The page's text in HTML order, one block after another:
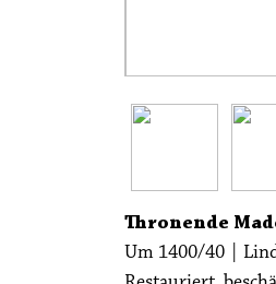
Thronende
Um 1400/40 |